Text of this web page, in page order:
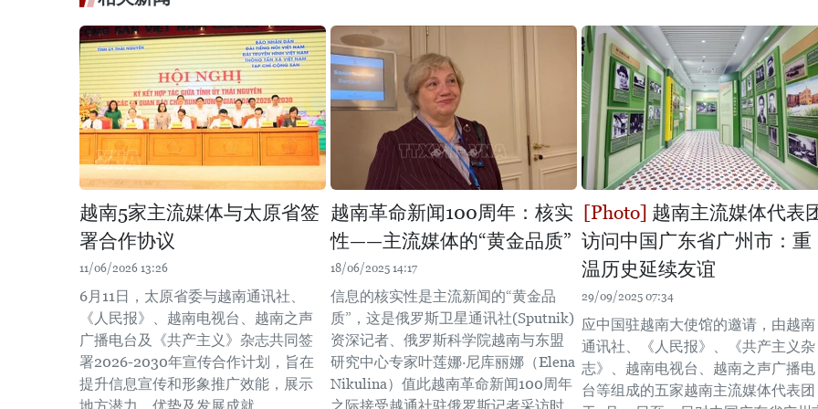
越南5家主流媒体与太原省签
署合作协议
11/06/2026 13:26
6月11日，太原省委与越南通讯社、
《人民报》、越南电视台、越南之声
广播电台及《共产主义》杂志共同签
署2026-2030年宣传合作计划，旨在
提升信息宣传和形象推广效能，展示
越南革命新闻100周年：核实
性——主流媒体的“黄金品质”
18/06/2025 14:17
信息的核实性是主流新闻的“黄金品
质”，这是俄罗斯卫星通讯社(Sputnik)
资深记者、俄罗斯科学院越南与东盟
研究中心专家叶莲娜·尼库丽娜（Elena
Nikulina）值此越南革命新闻100周年
越南主流媒体代表
访问中国广东省广州市：重
温历史延续友谊
29/09/2025 07:34
应中国驻越南大使馆的邀请，由越南
通讯社、《人民报》、《共产主义杂
志》、越南电视台、越南之声广播电
台等组成的五家越南主流媒体代表团